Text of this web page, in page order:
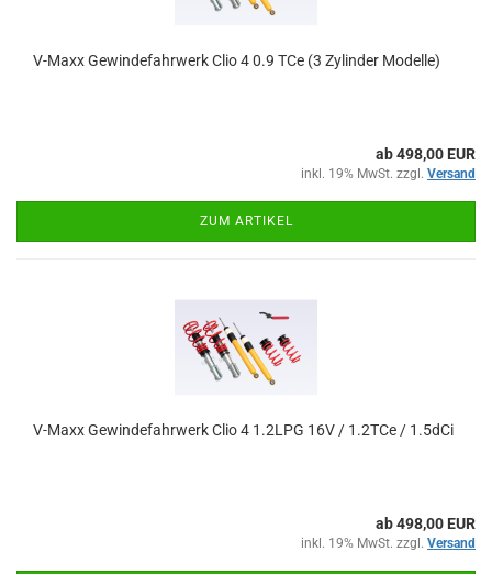
V-Maxx Gewindefahrwerk Clio 4 0.9 TCe (3 Zylinder Modelle)
ab 498,00 EUR
inkl. 19% MwSt. zzgl. Versand
ZUM ARTIKEL
V-Maxx Gewindefahrwerk Clio 4 1.2LPG 16V / 1.2TCe / 1.5dCi
ab 498,00 EUR
inkl. 19% MwSt. zzgl. Versand